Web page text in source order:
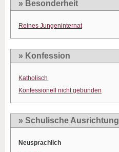
» Besonderheit
Reines Jungeninternat
» Konfession
Katholisch
Konfessionell nicht gebunden
» Schulische Ausrichtung
Neusprachlich